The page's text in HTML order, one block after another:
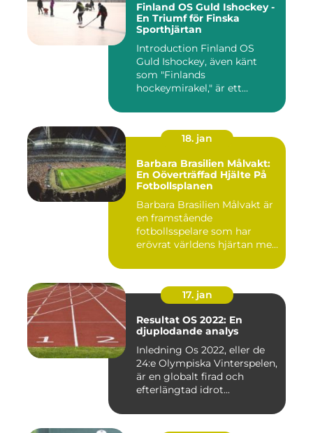
Finland OS Guld Ishockey -
En Triumf för Finska
Sporthjärtan
Introduction Finland OS
Guld Ishockey, även känt
som "Finlands
hockeymirakel," är ett
18. jan
Barbara Brasilien Målvakt:
En Oöverträffad Hjälte På
Fotbollsplanen
Barbara Brasilien Målvakt är
en framstående
fotbollsspelare som har
erövrat världens hjärtan med
17. jan
Resultat OS 2022: En
djuplodande analys
Inledning Os 2022, eller de
24:e Olympiska Vinterspelen,
är en globalt firad och
efterlängtad idrot...